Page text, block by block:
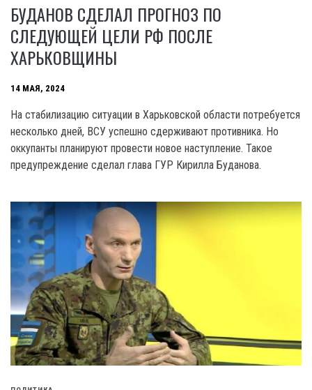
БУДАНОВ СДЕЛАЛ ПРОГНОЗ ПО
СЛЕДУЮЩЕЙ ЦЕЛИ РФ ПОСЛЕ
ХАРЬКОВЩИНЫ
14 МАЯ, 2024
На стабилизацию ситуации в Харьковской области потребуется
несколько дней, ВСУ успешно сдерживают противника. Но
оккупанты планируют провести новое наступление. Такое
предупреждение сделал глава ГУР Кирилла Буданова.